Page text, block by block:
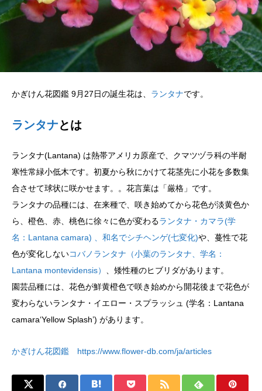
かぎけん花図鑑 9月27日の誕生花は、 ランタナです。
ランタナとは
ランタナ(Lantana) は熱帯アメリカ原産で、クマツヅラ科の半耐
寒性常緑小低木です。初夏から秋にかけて花茎先に小花を多数集
合させて球状に咲かせます。。花言葉は「厳格」です。
ランタナの品種には、在来種で、咲き始めてから花色が淡黄色か
ら、橙色、赤、桃色に徐々に色が変わるランタナ・カマラ(学
名：Lantana camara) 、和名でシチヘンゲ(七変化)や、蔓性で花
色が変化しないコバノランタナ（小葉のランタナ、学名：
Lantana montevidensis）
、矮性種のヒブリダがあります。
園芸品種には、花色が鮮黄橙色で咲き始めから開花後まで花色が
変わらないランタナ・イエロー・スプラッシュ (学名：Lantana
camara‘Yellow Splash’) があります。
かぎけん花図鑑 https://www.flower-db.com/ja/articles